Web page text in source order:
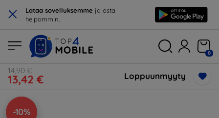
× Lataa sovelluksemme ja osta
helpommin.
0
14,90 €
13,42 € Loppuunmyyty
-10%